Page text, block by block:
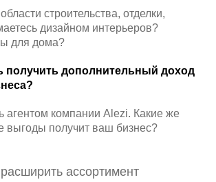
строительства, отделки,
дизайном интерьеров?
для дома?
получить дополнительный доход
агентом компании Alezi. Какие же
выгоды получит ваш бизнес?
ассортимент